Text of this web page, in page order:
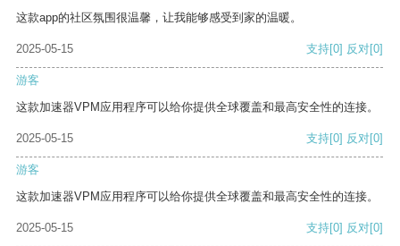
这款app的社区氛围很温馨，让我能够感受到家的温暖。
2025-05-15 支持[0] 反对[0]
游客
这款加速器VPM应用程序可以给你提供全球覆盖和最高安全性的连接。
2025-05-15 支持[0] 反对[0]
游客
这款加速器VPM应用程序可以给你提供全球覆盖和最高安全性的连接。
2025-05-15 支持[0] 反对[0]